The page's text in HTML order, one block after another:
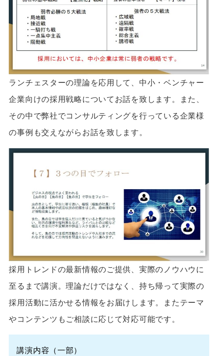
ランチェスターの理論を応用して、中小・ベンチャー
企業向けの採用戦略についてお話を致します。また、
その中で弊社でコンサルティングを行っている企業様
の事例も交えながらお話を致します。
採用トレンドの最新情報のご提供、実際のノウハウに
至るまで講演。理論だけではなく、持ち帰って実際の
採用活動に活かせる情報をお届けします。またテーマ
やコンテンツもご相談に応じて対応可能です。
講演内容（一部）